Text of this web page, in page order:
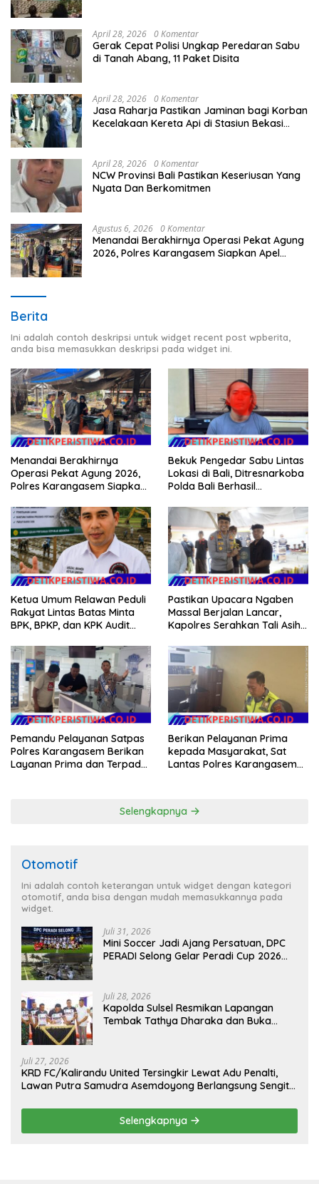
April 28, 2026 0 Komentar
Gerak Cepat Polisi Ungkap Peredaran Sabu
di Tanah Abang, 11 Paket Disita
April 28, 2026 0 Komentar
Jasa Raharja Pastikan Jaminan bagi Korban
Kecelakaan Kereta Api di Stasiun Bekasi
April 28, 2026 0 Komentar
NCW Provinsi Bali Pastikan Keseriusan Yang
Nyata Dan Berkomitmen
Agustus 6, 2026 0 Komentar
Menandai Berakhirnya Operasi Pekat Agung
2026, Polres Karangasem Siapkan Apel
Berita
Ini adalah contoh deskripsi untuk widget recent post wpberita,
anda bisa memasukkan deskripsi pada widget ini.
Menandai Berakhirnya
Operasi Pekat Agung 2026,
Polres Karangasem Siapkan
Harkamtibmas
Bekuk Pengedar Sabu Lintas
Lokasi di Bali, Ditresnarkoba
Polda Bali Berhasil
Seberat 123 Gram Lebih
Ketua Umum Relawan Peduli
Rakyat Lintas Batas Minta
BPK, BPKP, dan KPK Audit
Kementan Pascabanjir di
Aceh
Pastikan Upacara Ngaben
Massal Berjalan Lancar,
Kapolres Serahkan Tali Asih
Pemandu Pelayanan Satpas
Polres Karangasem Berikan
Layanan Prima dan Terpadu
Berikan Pelayanan Prima
kepada Masyarakat, Sat
Lantas Polres Karangasem
Selengkapnya
Otomotif
Ini adalah contoh keterangan untuk widget dengan kategori
otomotif, anda bisa dengan mudah memasukkannya pada
widget.
Juli 31, 2026
Mini Soccer Jadi Ajang Persatuan, DPC
PERADI Selong Gelar Peradi Cup 2026
Juli 28, 2026
Kapolda Sulsel Resmikan Lapangan
Tembak Tathya Dharaka dan Buka
Juli 27, 2026
KRD FC/Kalirandu United Tersingkir Lewat Adu Penalti,
Lawan Putra Samudra Asemdoyong Berlangsung Sengit
Selengkapnya